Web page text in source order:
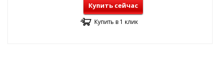
Купить сейчас
Купить в 1 клик